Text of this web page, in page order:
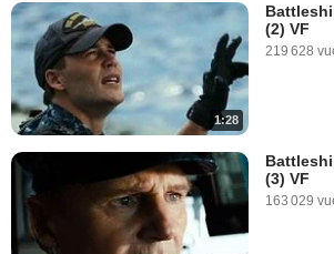
1:28
(2) VF
219 628
(3) VF
163 029